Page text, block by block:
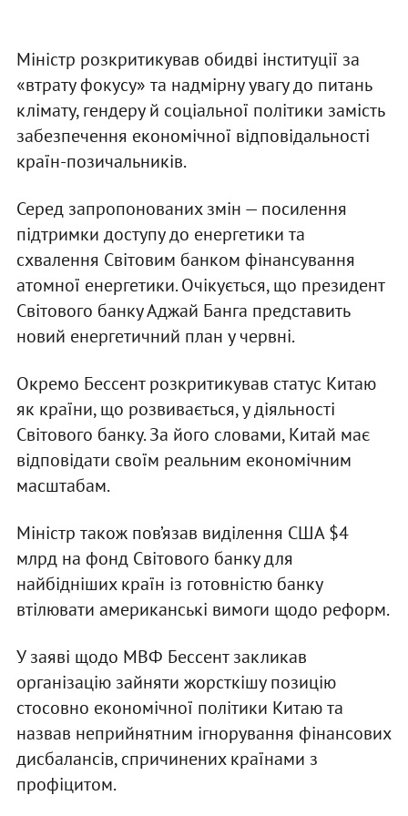
Міністр розкритикував обидві інституції за
«втрату фокусу» та надмірну увагу до питань
клімату, гендеру й соціальної політики замість
забезпечення економічної відповідальності
країн-позичальників.
Серед запропонованих змін — посилення
підтримки доступу до енергетики та
схвалення Світовим банком фінансування
атомної енергетики. Очікується, що президент
Світового банку Аджай Банга представить
новий енергетичний план у червні.
Окремо Бессент розкритикував статус Китаю
як країни, що розвивається, у діяльності
Світового банку. За його словами, Китай має
відповідати своїм реальним економічним
масштабам.
Міністр також пов’язав виділення США $4
млрд на фонд Світового банку для
найбідніших країн із готовністю банку
втілювати американські вимоги щодо реформ.
У заяві щодо МВФ Бессент закликав
організацію зайняти жорсткішу позицію
стосовно економічної політики Китаю та
назвав неприйнятним ігнорування фінансових
дисбалансів, спричинених країнами з
профіцитом.